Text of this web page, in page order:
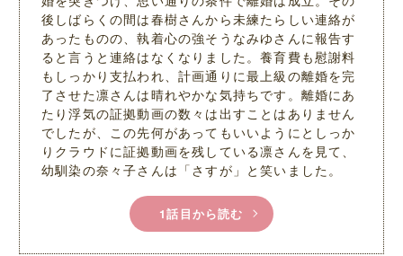
後しばらくの間は春樹さんから未練たらしい連絡が
あったものの、執着心の強そうなみゆさんに報告す
ると言うと連絡はなくなりました。養育費も慰謝料
もしっかり支払われ、計画通りに最上級の離婚を完
了させた凛さんは晴れやかな気持ちです。離婚にあ
たり浮気の証拠動画の数々は出すことはありません
でしたが、この先何があってもいいようにとしっか
りクラウドに証拠動画を残している凛さんを見て、
幼馴染の奈々子さんは「さすが」と笑いました。
1話目から読む